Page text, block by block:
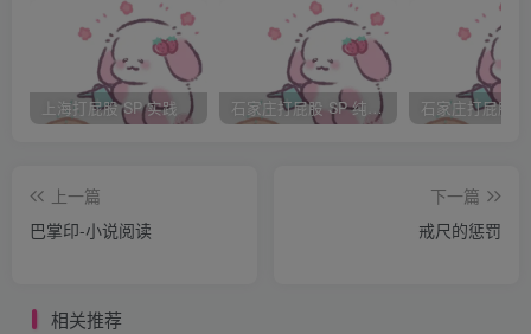
“嗯，罚抄单词每个二十遍，罚抄阅读短文。打屁股１６＊
２＝３２下。”
“看在你这么诚实就打屁股二十下，快点趴好，脱下裤子，
拿来一根细的藤条。”
上海打屁股 SP 实践 石家庄打屁股 SP 纯实践
上一篇
巴掌印-小说阅读
下一篇
戒尺的惩罚
相关推荐